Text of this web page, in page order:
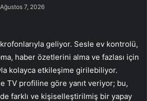
Ağustos 7, 2026
geliyor. Sesle ev kontrolü,
haber özetlerini alma ve fazlası için
kolayca etkileşime girilebiliyor.
TV profiline göre yanıt veriyor; bu,
farklı ve kişiselleştirilmiş bir yapay